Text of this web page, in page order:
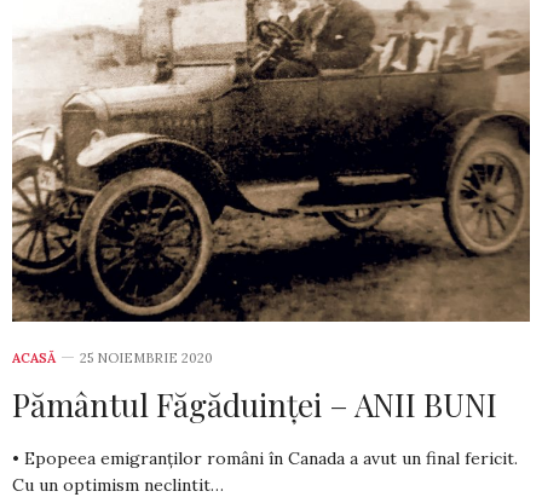
ACASĂ 25 NOIEMBRIE 2020
Pământul Făgăduinței – ANII BUNI
• Epopeea emigranților români în Canada a avut un final fericit.
Cu un optimism neclintit…